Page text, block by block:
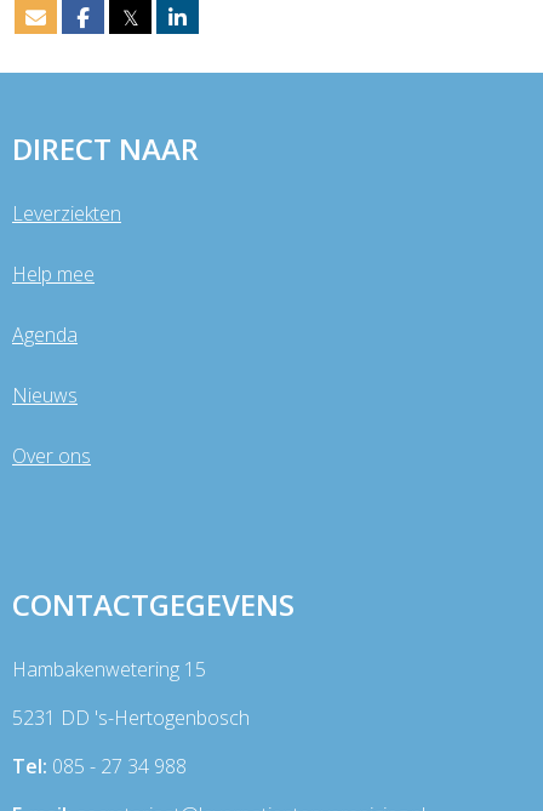
𝕏
DIRECT NAAR
Leverziekten
Help mee
Agenda
Nieuws
Over ons
CONTACTGEGEVENS
Hambakenwetering 15
5231 DD 's-Hertogenbosch
Tel: 085 - 27 34 988